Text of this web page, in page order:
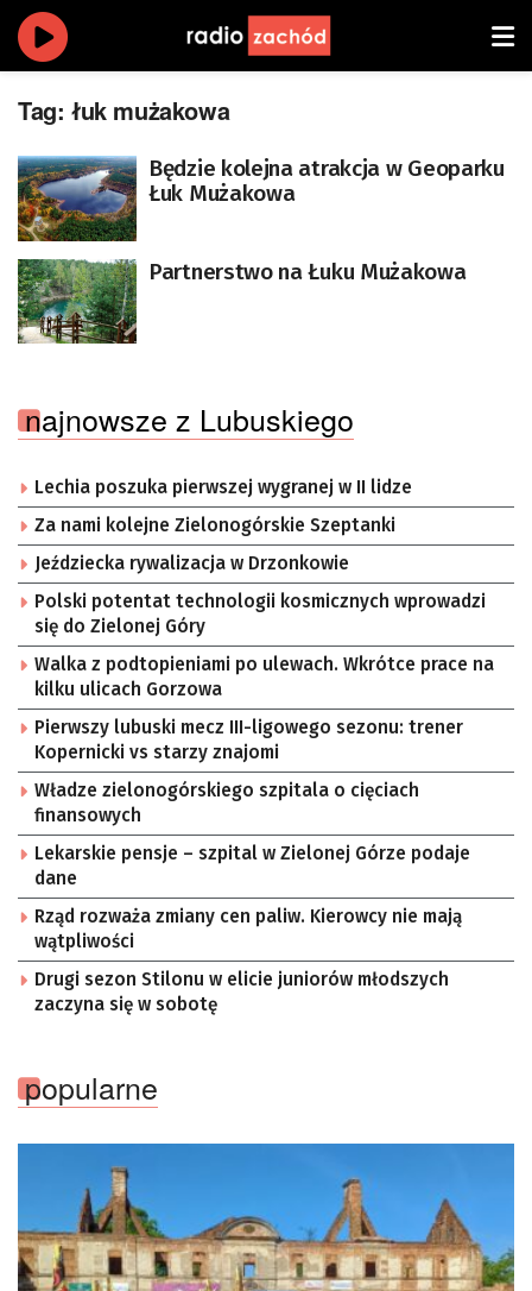
Tag: łuk mużakowa
Będzie kolejna atrakcja w Geoparku
Łuk Mużakowa
Partnerstwo na Łuku Mużakowa
najnowsze z Lubuskiego
Lechia poszuka pierwszej wygranej w II lidze
Za nami kolejne Zielonogórskie Szeptanki
Jeździecka rywalizacja w Drzonkowie
Polski potentat technologii kosmicznych wprowadzi
się do Zielonej Góry
Walka z podtopieniami po ulewach. Wkrótce prace na
kilku ulicach Gorzowa
Pierwszy lubuski mecz III-ligowego sezonu: trener
Kopernicki vs starzy znajomi
Władze zielonogórskiego szpitala o cięciach
finansowych
Lekarskie pensje – szpital w Zielonej Górze podaje
dane
Rząd rozważa zmiany cen paliw. Kierowcy nie mają
wątpliwości
Drugi sezon Stilonu w elicie juniorów młodszych
zaczyna się w sobotę
popularne